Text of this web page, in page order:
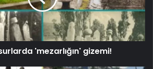
'mezarlığın' gizemi!